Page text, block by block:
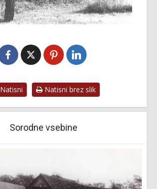
Natisni Natisni brez slik
Sorodne vsebine